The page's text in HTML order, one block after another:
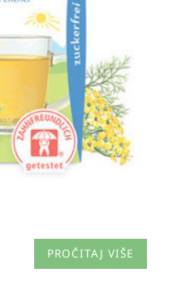
PROČITAJ VIŠE